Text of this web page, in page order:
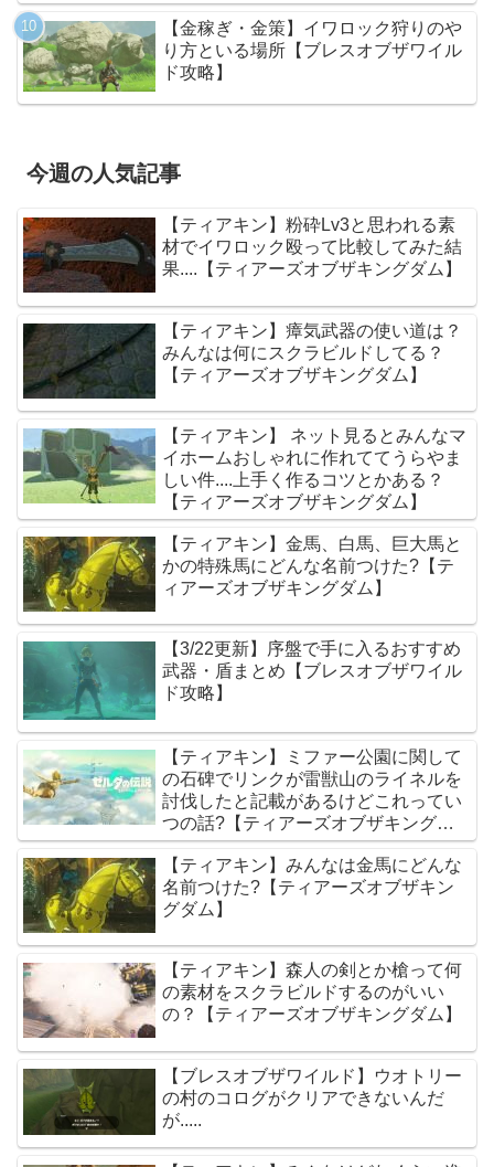
【金稼ぎ・金策】イワロック狩りのや
り方といる場所【ブレスオブザワイル
ド攻略】
今週の人気記事
【ティアキン】粉砕Lv3と思われる素
材でイワロック殴って比較してみた結
果....【ティアーズオブザキングダム】
【ティアキン】瘴気武器の使い道は？
みんなは何にスクラビルドしてる？
【ティアーズオブザキングダム】
【ティアキン】 ネット見るとみんなマ
イホームおしゃれに作れててうらやま
しい件....上手く作るコツとかある？
【ティアーズオブザキングダム】
【ティアキン】金馬、白馬、巨大馬と
かの特殊馬にどんな名前つけた?【テ
ィアーズオブザキングダム】
【3/22更新】序盤で手に入るおすすめ
武器・盾まとめ【ブレスオブザワイル
ド攻略】
【ティアキン】ミファー公園に関して
の石碑でリンクが雷獣山のライネルを
討伐したと記載があるけどこれってい
つの話?【ティアーズオブザキングダ
ム】
【ティアキン】みんなは金馬にどんな
名前つけた?【ティアーズオブザキン
グダム】
【ティアキン】森人の剣とか槍って何
の素材をスクラビルドするのがいい
の？【ティアーズオブザキングダム】
【ブレスオブザワイルド】ウオトリー
の村のコログがクリアできないんだ
が.....